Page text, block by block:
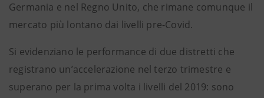
Germania e nel Regno Unito, che rimane comunque il
mercato più lontano dai livelli pre-Covid.
Si evidenziano le performance di due distretti che
registrano un’accelerazione nel terzo trimestre e
superano per la prima volta i livelli del 2019: sono